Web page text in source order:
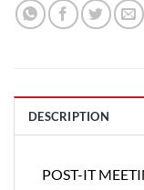
DESCRIPTION
POST-IT